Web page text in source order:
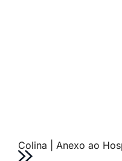
Colina | Anexo ao